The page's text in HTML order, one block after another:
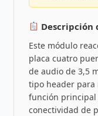
Descripción
Este módulo
placa cuatro
de audio de 3,5
tipo header para
función principal
conectividad de